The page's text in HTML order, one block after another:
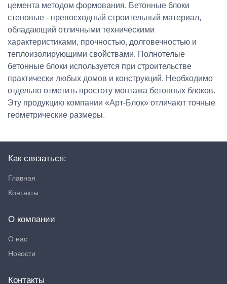
цемента методом формования. Бетонные блоки
стеновые - превосходный строительный материал,
обладающий отличными техническими
характеристиками, прочностью, долговечностью и
теплоизолирующими свойствами. Полнотелые
бетонные блоки используется при строительстве
практически любых домов и конструкций. Необходимо
отдельно отметить простоту монтажа бетонных блоков.
Эту продукцию компании «Арт-Блок» отличают точные
геометрические размеры.
Как связаться:
Главная
Контакты
О компании
О нас
Новости
Контакты